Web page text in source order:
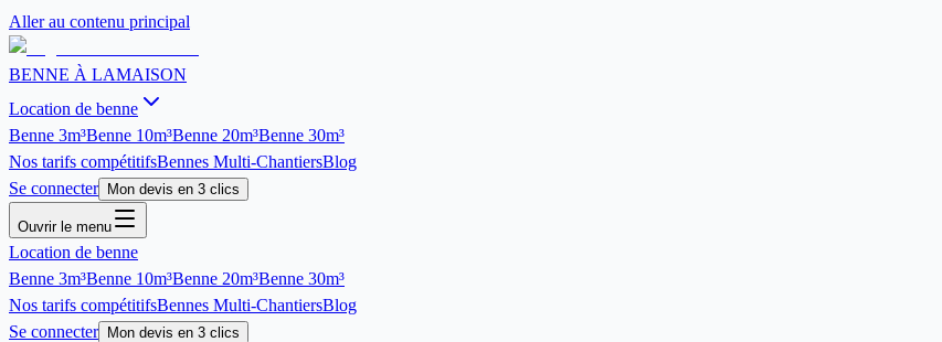
Aller au contenu principal
BENNE À LAMAISON
Location de benne
Benne 3m³Benne 10m³Benne 20m³Benne 30m³
Nos tarifs compétitifsBennes Multi-ChantiersBlog
Se connecter
Mon devis en 3 clics
Ouvrir le menu
Location de benne
Benne 3m³Benne 10m³Benne 20m³Benne 30m³
Nos tarifs compétitifsBennes Multi-ChantiersBlog
Se connecter
Mon devis en 3 clics